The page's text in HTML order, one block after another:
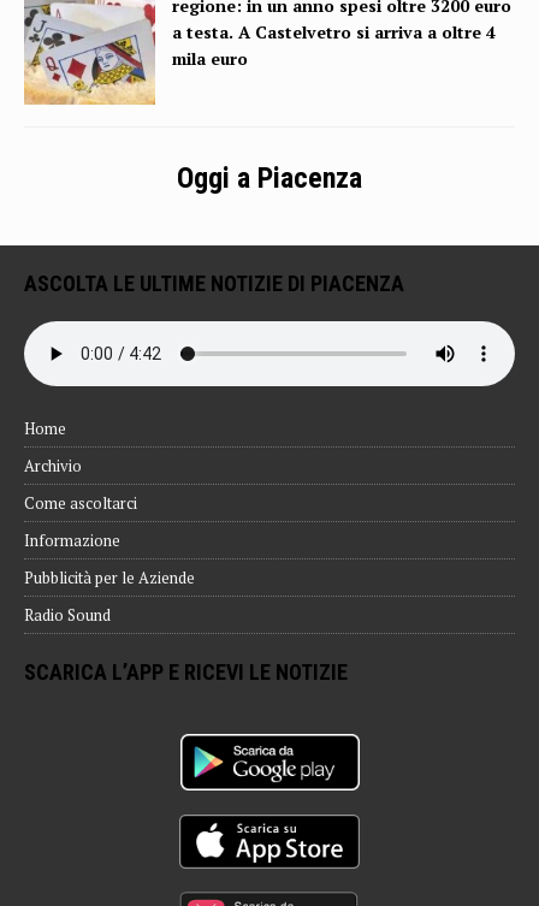
regione: in un anno spesi oltre 3200 euro
a testa. A Castelvetro si arriva a oltre 4
mila euro
Oggi a Piacenza
ASCOLTA LE ULTIME NOTIZIE DI PIACENZA
Home
Archivio
Come ascoltarci
Informazione
Pubblicità per le Aziende
Radio Sound
SCARICA L’APP E RICEVI LE NOTIZIE